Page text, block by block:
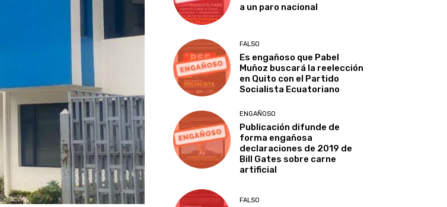
a un paro nacional
FALSO
Es engañoso que Pabel
Muñoz buscará la reelección
en Quito con el Partido
Socialista Ecuatoriano
ENGAÑOSO
Publicación difunde de
forma engañosa
declaraciones de 2019 de
Bill Gates sobre carne
artificial
FALSO